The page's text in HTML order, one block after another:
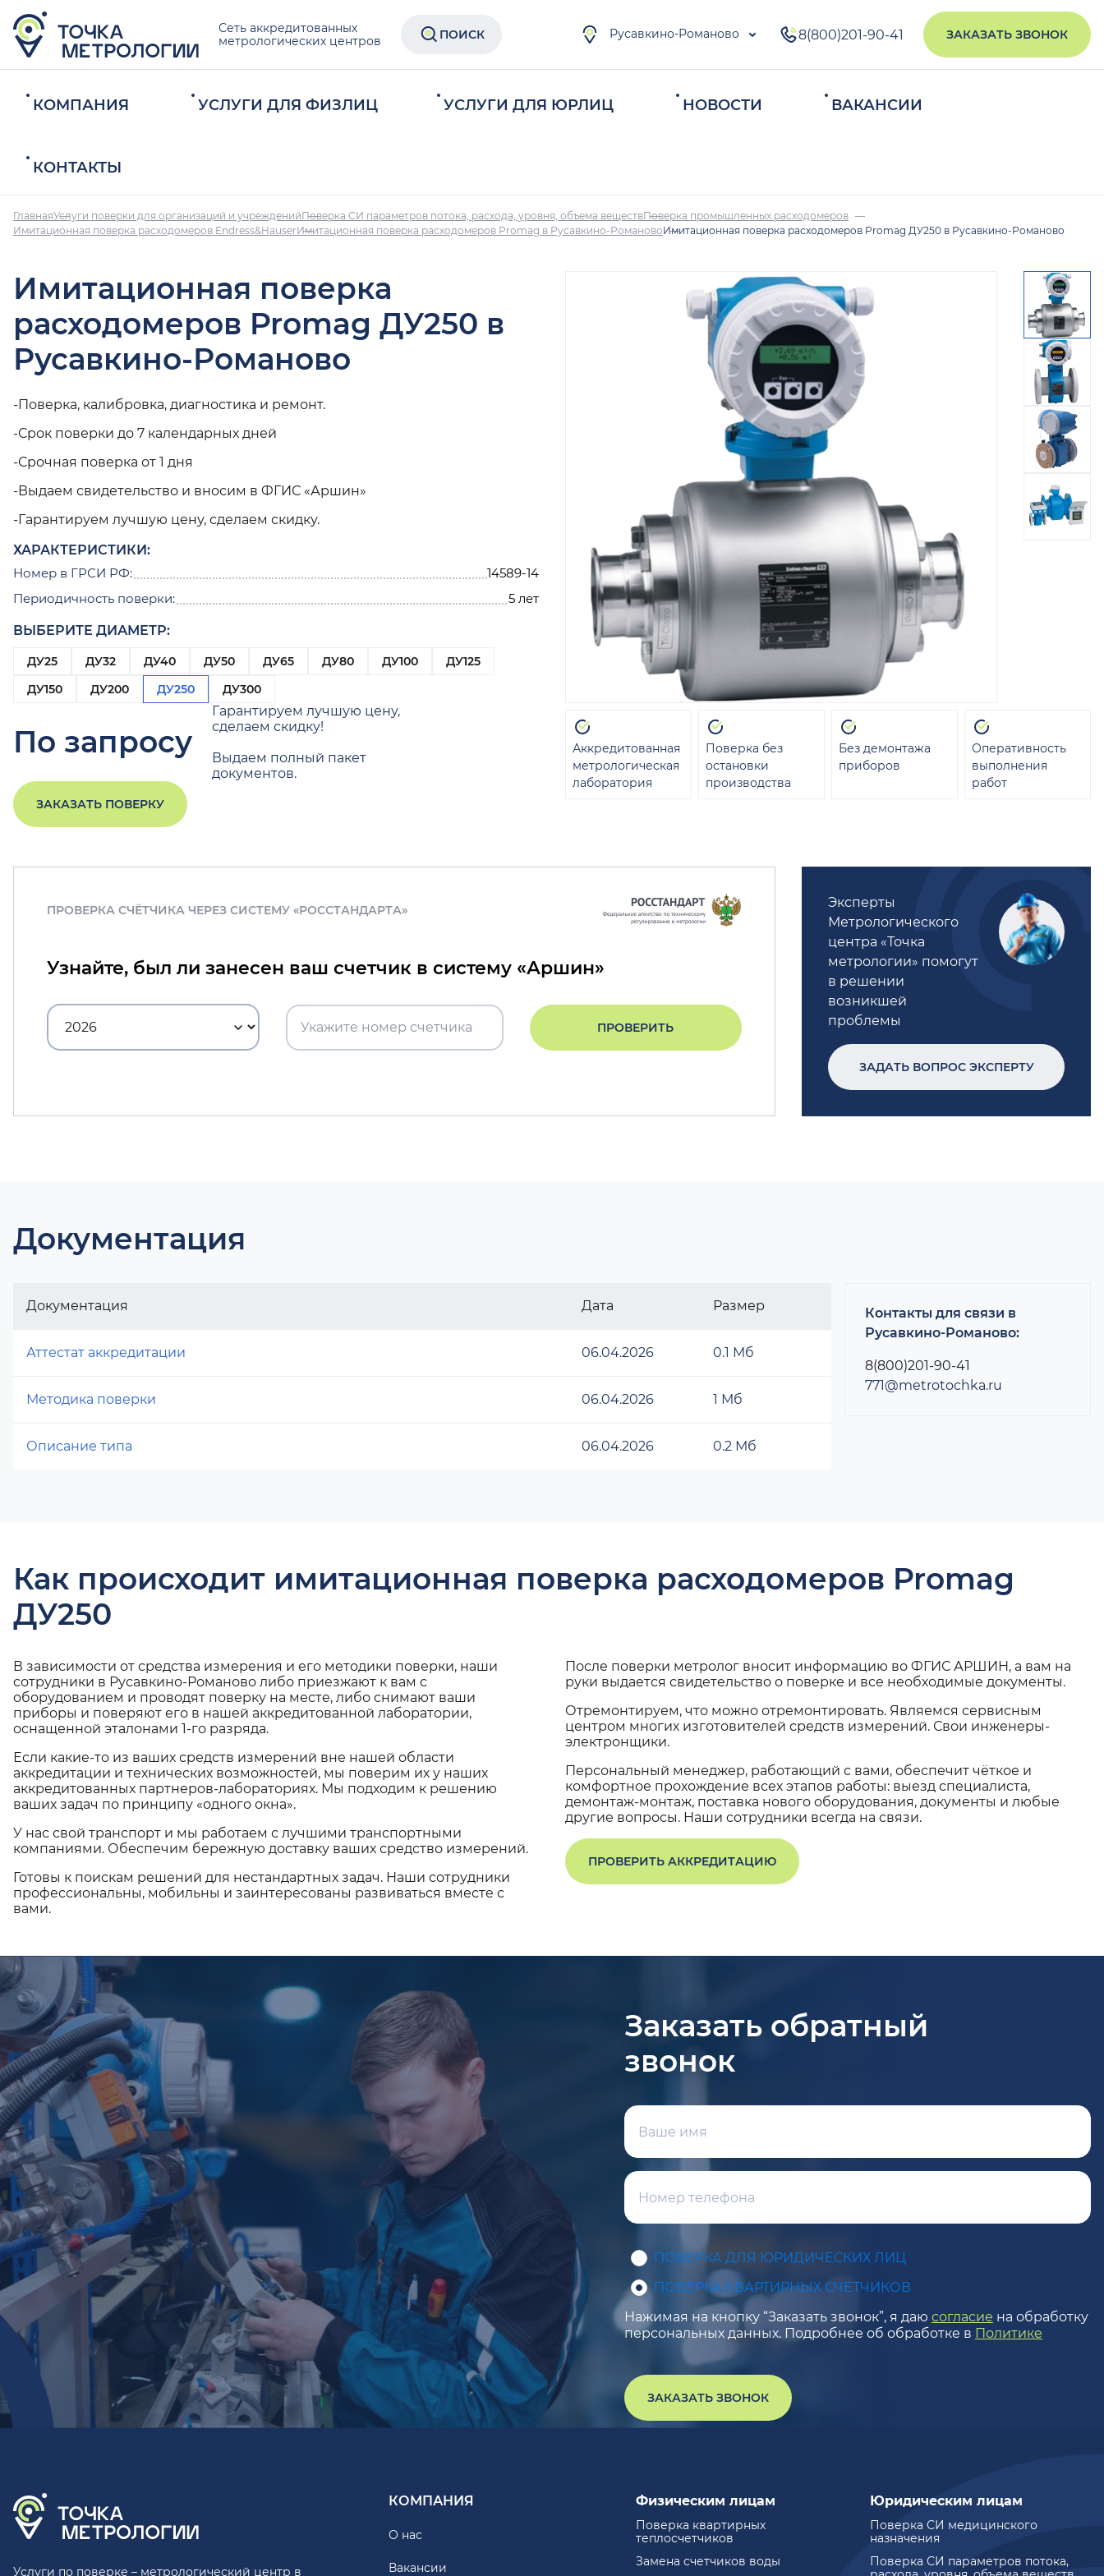
Сеть аккредитованных
метрологических центров
ПОИСК Русавкино-Романово 8(800)201-90-41 ЗАКАЗАТЬ ЗВОНОК
КОМПАНИЯ УСЛУГИ ДЛЯ ФИЗЛИЦ УСЛУГИ ДЛЯ ЮРЛИЦ НОВОСТИ ВАКАНСИИ
КОНТАКТЫ
ГлавнаяУслуги поверки для организаций и учрежденийПоверка СИ параметров потока, расхода, уровня, объема веществПоверка промышленных расходомеров
Имитационная поверка расходомеров Endress&HauserИмитационная поверка расходомеров Promag в Русавкино-РомановоИмитационная поверка расходомеров Promag ДУ250 в Русавкино-Романово
Имитационная поверка
расходомеров Promag ДУ250 в
Русавкино-Романово
-Поверка, калибровка, диагностика и ремонт.
-Срок поверки до 7 календарных дней
-Срочная поверка от 1 дня
-Выдаем свидетельство и вносим в ФГИС «Аршин»
-Гарантируем лучшую цену, сделаем скидку.
ХАРАКТЕРИСТИКИ:
Номер в ГРСИ РФ:
14589-14
Периодичность поверки:
5 лет
ВЫБЕРИТЕ ДИАМЕТР:
ДУ25 ДУ32 ДУ40 ДУ50 ДУ65 ДУ80 ДУ100
ДУ125
ДУ150
ДУ200 ДУ250 ДУ300
По запросу
Гарантируем лучшую цену,
сделаем скидку!
Выдаем полный пакет
документов.
ЗАКАЗАТЬ ПОВЕРКУ
Аккредитованная
метрологическая
лаборатория
Поверка без
остановки
производства
Без демонтажа
приборов
Оперативность
выполнения
работ
ПРОВЕРКА СЧЁТЧИКА ЧЕРЕЗ СИСТЕМУ «РОССТАНДАРТА»
Узнайте, был ли занесен ваш счетчик в систему «Аршин»
ПРОВЕРИТЬ
Эксперты
Метрологического
центра «Точка
метрологии» помогут
в решении
возникшей
проблемы
ЗАДАТЬ ВОПРОС ЭКСПЕРТУ
Документация
Документация Дата Размер
Аттестат аккредитации 06.04.2026 0.1 Мб
Методика поверки 06.04.2026 1 Мб
Описание типа 06.04.2026 0.2 Мб
Контакты для связи в
Русавкино-Романово:
8(800)201-90-41
771@metrotochka.ru
Как происходит имитационная поверка расходомеров Promag
ДУ250
В зависимости от средства измерения и его методики поверки, наши
сотрудники в Русавкино-Романово либо приезжают к вам с
оборудованием и проводят поверку на месте, либо снимают ваши
приборы и поверяют его в нашей аккредитованной лаборатории,
оснащенной эталонами 1-го разряда.
Если какие-то из ваших средств измерений вне нашей области
аккредитации и технических возможностей, мы поверим их у наших
аккредитованных партнеров-лабораториях. Мы подходим к решению
ваших задач по принципу «одного окна».
У нас свой транспорт и мы работаем с лучшими транспортными
компаниями. Обеспечим бережную доставку ваших средство измерений.
Готовы к поискам решений для нестандартных задач. Наши сотрудники
профессиональны, мобильны и заинтересованы развиваться вместе с
вами.
После поверки метролог вносит информацию во ФГИС АРШИН, а вам на
руки выдается свидетельство о поверке и все необходимые документы.
Отремонтируем, что можно отремонтировать. Являемся сервисным
центром многих изготовителей средств измерений. Свои инженеры-
электронщики.
Персональный менеджер, работающий с вами, обеспечит чёткое и
комфортное прохождение всех этапов работы: выезд специалиста,
демонтаж-монтаж, поставка нового оборудования, документы и любые
другие вопросы. Наши сотрудники всегда на связи.
ПРОВЕРИТЬ АККРЕДИТАЦИЮ
Заказать обратный
звонок
ПОВЕРКА ДЛЯ ЮРИДИЧЕСКИХ ЛИЦ
ПОВЕРКА КВАРТИРНЫХ СЧЕТЧИКОВ
Нажимая на кнопку “Заказать звонок”, я даю согласие на обработку
персональных данных. Подробнее об обработке в Политике
ЗАКАЗАТЬ ЗВОНОК
Услуги по поверке – метрологический центр в
КОМПАНИЯ
О нас
Вакансии
Физическим лицам
Поверка квартирных
теплосчетчиков
Замена счетчиков воды
Юридическим лицам
Поверка СИ медицинского
назначения
Поверка СИ параметров потока,